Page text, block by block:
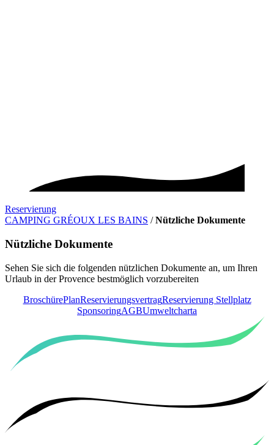
Reservierung
CAMPING GRÉOUX LES BAINS /Nützliche Dokumente
Nützliche Dokumente
Sehen Sie sich die folgenden nützlichen Dokumente an, um Ihren
Urlaub in der Provence bestmöglich vorzubereiten
BroschürePlanReservierungsvertragReservierung Stellplatz
SponsoringAGBUmweltcharta